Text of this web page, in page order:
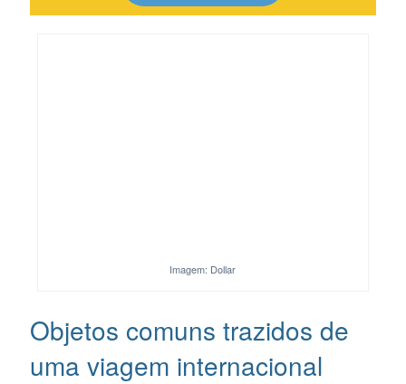
Imagem: Dollar
Objetos comuns trazidos de
uma viagem internacional